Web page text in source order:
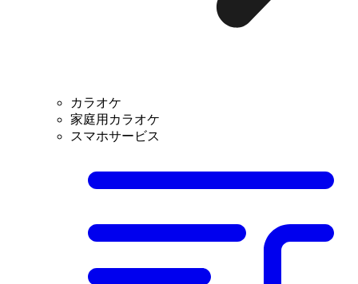
カラオケ
家庭用カラオケ
スマホサービス